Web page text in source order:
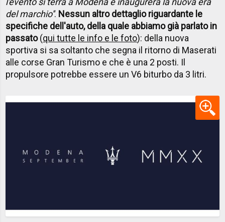
del marchio''. Nessun altro dettaglio riguardante le
specifiche dell'auto, della quale abbiamo già parlato in
passato(qui tutte le info e le foto): della nuova
sportiva si sa soltanto che segna il ritorno di Maserati
alle corse Gran Turismo e che è una 2 posti. Il
propulsore potrebbe essere un V6 biturbo da 3 litri.